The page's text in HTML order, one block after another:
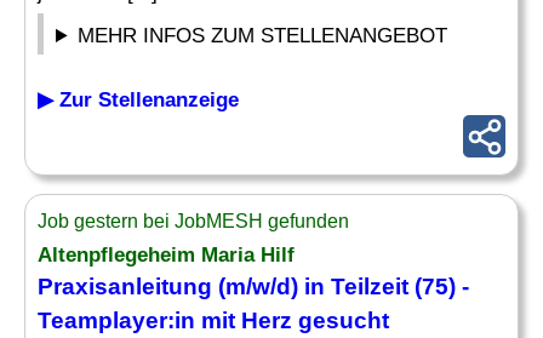
MEHR INFOS ZUM STELLENANGEBOT
▶ Zur Stellenanzeige
Job gestern bei JobMESH gefunden
Altenpflegeheim Maria Hilf
Praxisanleitung (m/w/d) in Teilzeit (75) -
Teamplayer:in mit Herz gesucht